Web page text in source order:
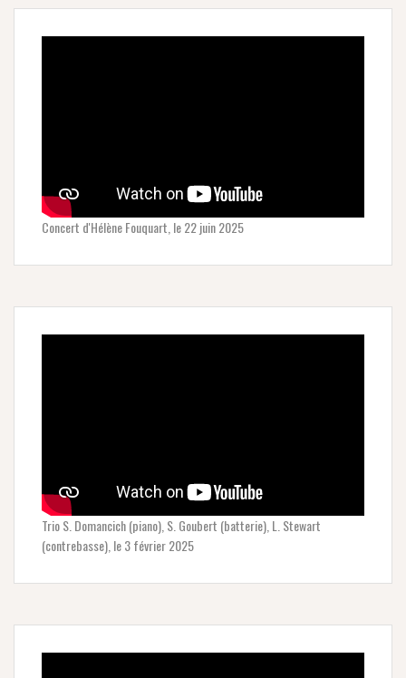
Concert d'Hélène Fouquart, le 22 juin 2025
Trio S. Domancich (piano), S. Goubert (batterie), L. Stewart
(contrebasse), le 3 février 2025